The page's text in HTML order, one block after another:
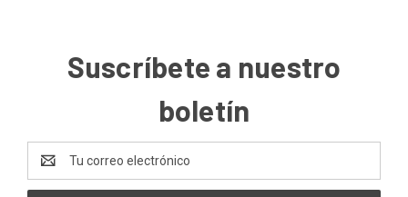
Suscríbete a nuestro
boletín
de
correo